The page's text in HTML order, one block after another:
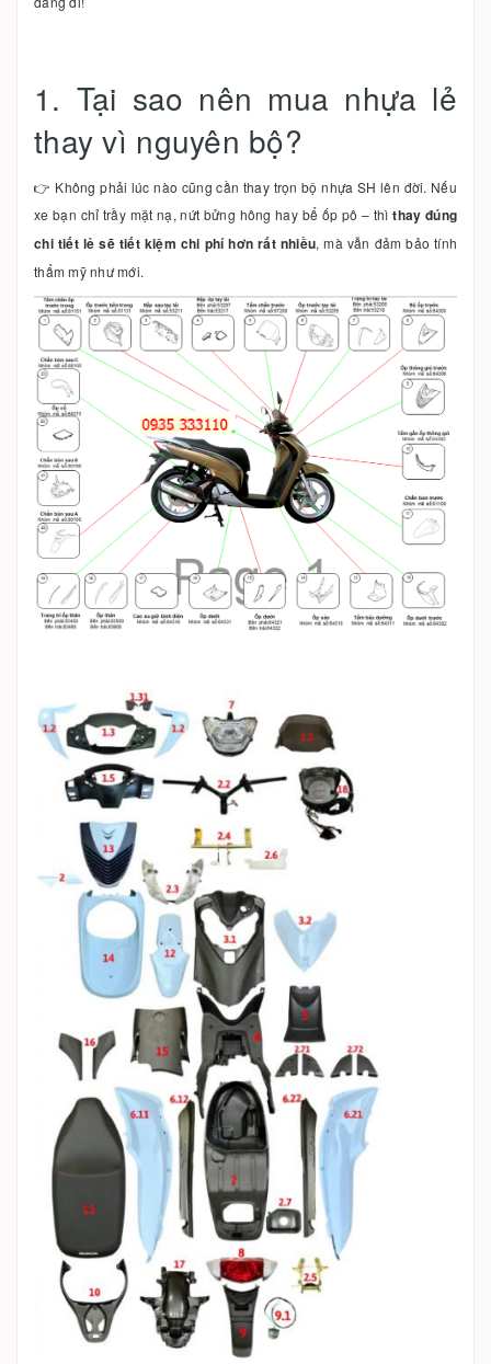
1. Tại sao nên mua nhựa lẻ
thay vì nguyên bộ?
👉 Không phải lúc nào cũng cần thay trọn bộ nhựa SH lên đời. Nếu
xe bạn chỉ trầy mặt nạ, nứt bửng hông hay bể ốp pô – thìthay đúng
chi tiết lẻ sẽ tiết kiệm chi phí hơn rất nhiều, mà vẫn đảm bảo tính
thẩm mỹ như mới.